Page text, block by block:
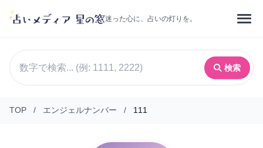
迷った心に、占いの灯りを。
検索
TOP / エンジェルナンバー / 111